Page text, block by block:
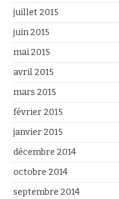
juillet 2015
juin 2015
mai 2015
avril 2015
mars 2015
février 2015
janvier 2015
décembre 2014
octobre 2014
septembre 2014